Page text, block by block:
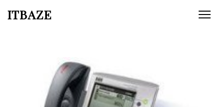
ITBAZE